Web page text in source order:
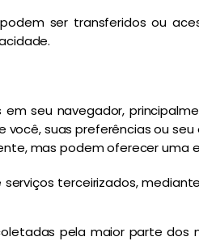
ser transferidos ou
seu navegador,
suas preferências ou
mas podem oferecer uma
terceirizados,
pela maior parte